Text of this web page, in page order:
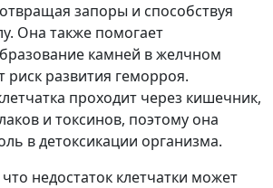
запоры и способствуя
Она также помогает
камней в желчном
риск развития геморроя.
проходит через кишечник,
и токсинов, поэтому она
в детоксикации организма.
недостаток клетчатки может